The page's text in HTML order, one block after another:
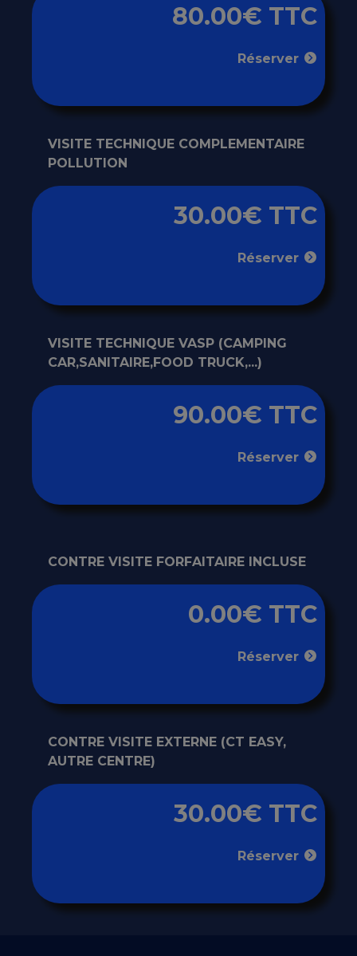
80.00€ TTC
Réserver
VISITE TECHNIQUE COMPLEMENTAIRE
POLLUTION
30.00€ TTC
Réserver
VISITE TECHNIQUE VASP (CAMPING
CAR,SANITAIRE,FOOD TRUCK,...)
90.00€ TTC
Réserver
CONTRE VISITE FORFAITAIRE INCLUSE
0.00€ TTC
Réserver
CONTRE VISITE EXTERNE (CT EASY,
AUTRE CENTRE)
30.00€ TTC
Réserver